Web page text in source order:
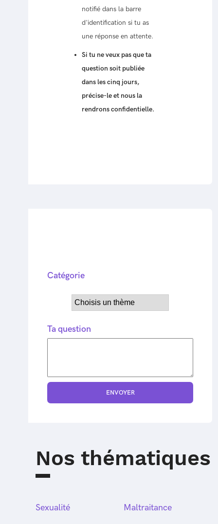
notifié dans la barre
d'identification si tu as
une réponse en attente.
Si tu ne veux pas que ta
question soit publiée
dans les cinq jours,
précise-le et nous la
rendrons confidentielle.
Catégorie
Ta question
Nos thématiques
Sexualité Maltraitance